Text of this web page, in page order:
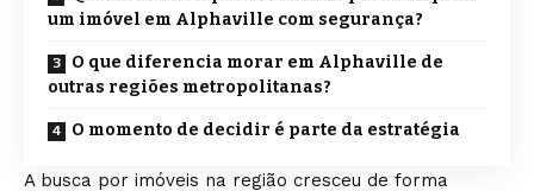
um imóvel em Alphaville com segurança?
O que diferencia morar em Alphaville de
outras regiões metropolitanas?
O momento de decidir é parte da estratégia
A busca por imóveis na região cresceu de forma